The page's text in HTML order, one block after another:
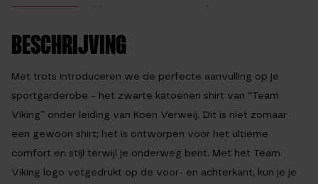
BESCHRIJVING
Met trots introduceren we de perfecte aanvulling op je
sportgarderobe – het zwarte katoenen shirt van “Team
Viking” onder leiding van Koen Verweij. Dit is niet zomaar
een gewoon shirt; het is ontworpen voor het ultieme
comfort en stijl terwijl je onderweg bent. Met het Team
Viking logo vetgedrukt op de voor- en achterkant, kun je je